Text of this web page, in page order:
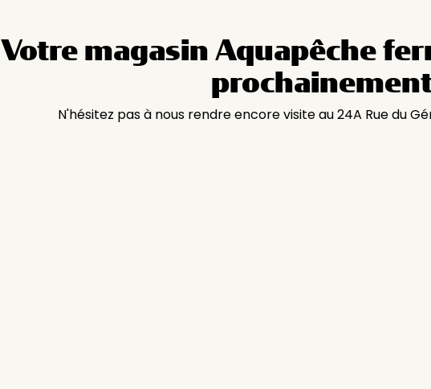
Votre magasin Aquapêche
N'hésitez pas à nous rendre encore visite au 24A Rue du